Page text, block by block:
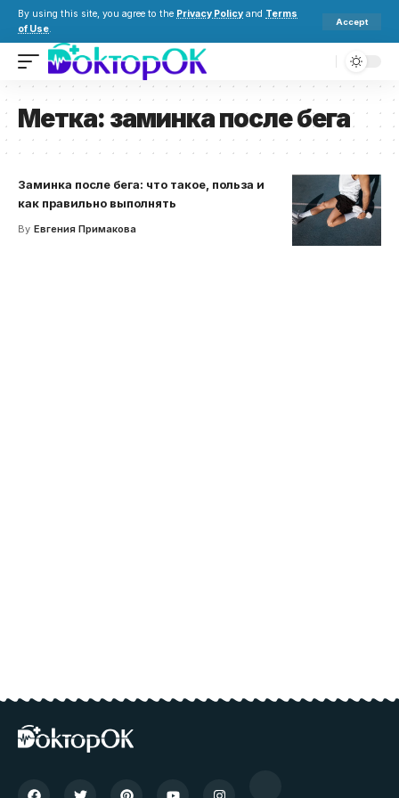
By using this site, you agree to the Privacy Policy and Terms
of Use.
Accept
Метка: заминка после бега
Заминка после бега: что такое, польза и
как правильно выполнять
By Евгения Примакова